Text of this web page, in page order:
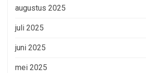
augustus 2025
juli 2025
juni 2025
mei 2025